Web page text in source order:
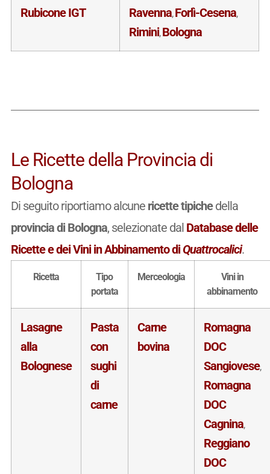
Rubicone IGT Ravenna,Forlì-Cesena,
Rimini,Bologna
Le Ricette della Provincia di
Bologna
Di seguito riportiamo alcune ricette tipichedella
provincia di Bologna, selezionate dal Database delle
Ricette e dei Vini in Abbinamento diQuattrocalici.
Ricetta
Tipo
portata
Merceologia
Vini in
abbinamento
Lasagne
alla
Bolognese
Pasta
con
sughi
di
carne
Carne
bovina
Romagna
DOC
Sangiovese,
Romagna
DOC
Cagnina,
Reggiano
DOC